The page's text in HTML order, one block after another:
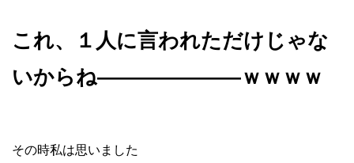
これ、１人に言われただけじゃな
いからね―――――――ｗｗｗｗ
その時私は思いました